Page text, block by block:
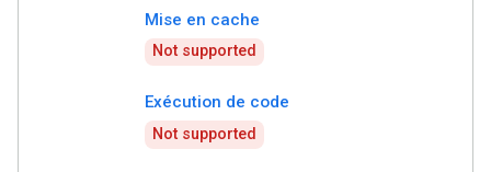
Mise en cache
Not supported
Exécution de code
Not supported